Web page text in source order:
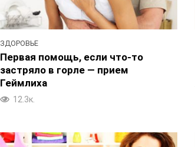
ЗДОРОВЬЕ
Первая помощь, если что-то
застряло в горле — прием
Геймлиха
12.3к.